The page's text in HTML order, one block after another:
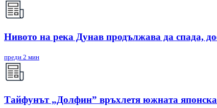
Нивото на река Дунав продължава да спада,
преди 2 мин
Тайфунът „Долфин” връхлетя южната